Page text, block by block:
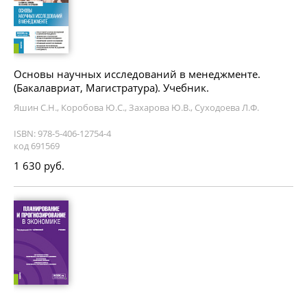
Основы научных исследований в менеджменте.
(Бакалавриат, Магистратура). Учебник.
Яшин С.Н., Коробова Ю.С., Захарова Ю.В., Суходоева Л.Ф.
ISBN: 978-5-406-12754-4
код 691569
1 630 руб.